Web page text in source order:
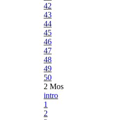
42
43
44
45
46
47
48
49
50
2 Mos
intro
1
2